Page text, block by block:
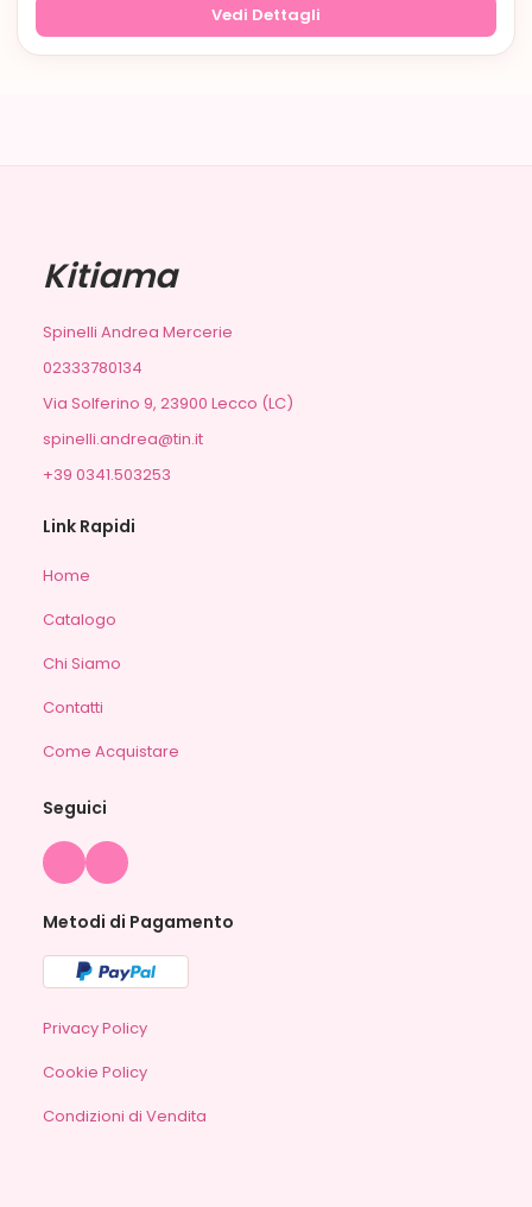
Vedi Dettagli
Kitiama
Spinelli Andrea Mercerie
02333780134
Via Solferino 9, 23900 Lecco (LC)
spinelli.andrea@tin.it
+39 0341.503253
Link Rapidi
Home
Catalogo
Chi Siamo
Contatti
Come Acquistare
Seguici
Metodi di Pagamento
Privacy Policy
Cookie Policy
Condizioni di Vendita